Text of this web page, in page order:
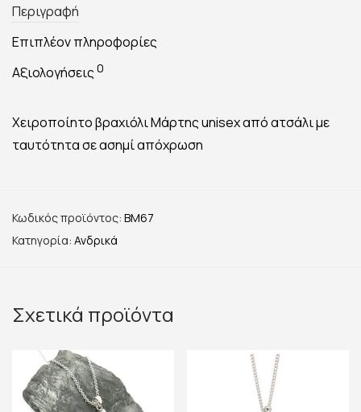
Περιγραφή
Επιπλέον πληροφορίες
Αξιολογήσεις 0
Χειροποίητο βραχιόλι Μάρτης unisex από ατσάλι με
ταυτότητα σε ασημί απόχρωση
Κωδικός προϊόντος: BM67
Κατηγορία: Ανδρικά
Σχετικά προϊόντα